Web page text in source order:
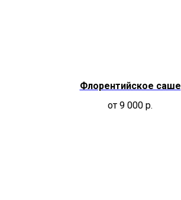
Флорентийское саше
от 9 000 р.